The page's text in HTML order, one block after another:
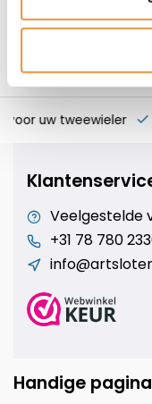
voor uw tweewieler
Veelgestelde
+31 78 780
Handige